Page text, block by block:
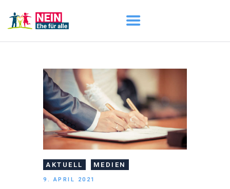
START
AKTUELL
DARUM GEHT ES
ÜBER UNS
DOWNLOADS
AKTUELL MEDIEN
9. APRIL 2021